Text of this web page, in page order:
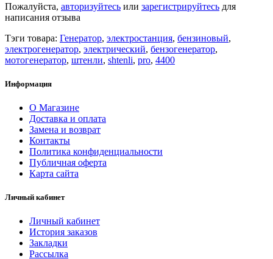
Пожалуйста, авторизуйтесь или зарегистрируйтесь для
написания отзыва
Тэги товара: Генератор, электростанция, бензиновый,
электрогенератор, электрический, бензогенератор,
мотогенератор, штенли, shtenli, pro, 4400
Информация
О Магазине
Доставка и оплата
Замена и возврат
Контакты
Политика конфиденциальности
Публичная оферта
Карта сайта
Личный кабинет
Личный кабинет
История заказов
Закладки
Рассылка